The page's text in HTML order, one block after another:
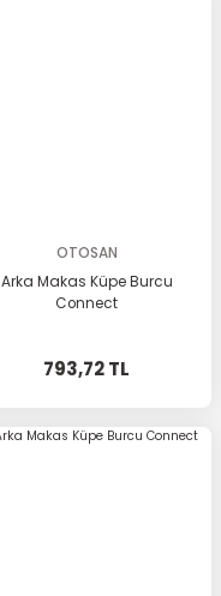
OTOSAN
Arka Makas Küpe Burcu
Connect
793,72 TL